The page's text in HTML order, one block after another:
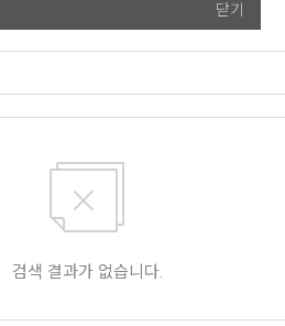
닫기
검색 결과가 없습니다.